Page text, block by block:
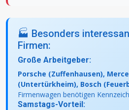
🏭 Besonders
Firmen:
Große Arbeitgeber:
Porsche (Zuffenhausen),
(Untertürkheim), Bosch
Firmenwagen benötigen
Samstags-Vorteil: